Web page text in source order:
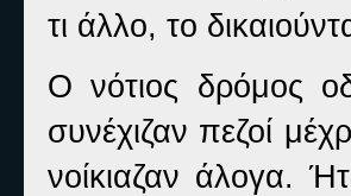
τι άλλο, το
Ο νότιος δρόμος
συνέχιζαν πεζοί
νοίκιαζαν άλογα.